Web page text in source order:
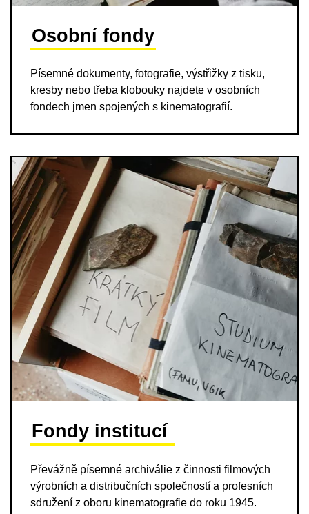
Osobní fondy
Písemné dokumenty, fotografie, výstřižky z tisku,
kresby nebo třeba klobouky najdete v osobních
fondech jmen spojených s kinematografií.
Fondy institucí
Převážně písemné archiválie z činnosti filmových
výrobních a distribučních společností a profesních
sdružení z oboru kinematografie do roku 1945.